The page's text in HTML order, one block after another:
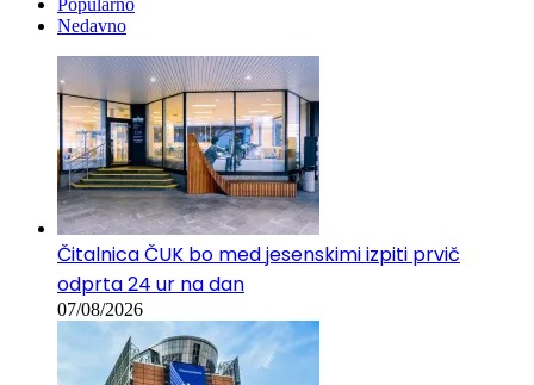
Popularno
Nedavno
Čitalnica ČUK bo med jesenskimi izpiti prvič
odprta 24 ur na dan
07/08/2026